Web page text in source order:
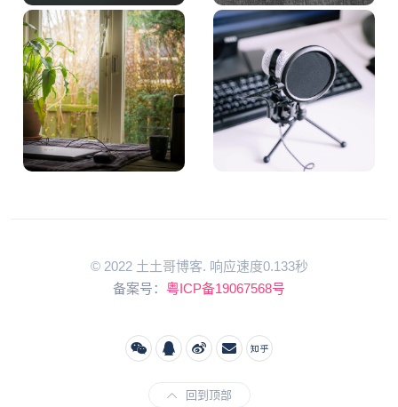
© 2022 土土哥博客. 响应速度0.133秒
备案号： 粤ICP备19067568号
回到顶部